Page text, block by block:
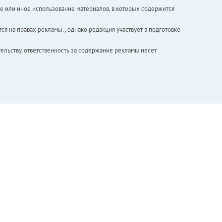
иное использование материалов, в которых содержится
правах рекламы. , однако редакция участвует в подготовке
ответственность за содержание рекламы несет